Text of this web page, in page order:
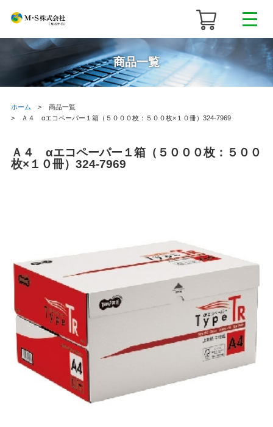
商品一覧
ホーム
商品一覧
Ａ４ αエコペーパー１箱（５０００枚：５００枚×１０冊）324-7969
Ａ４ αエコペーパー１箱（５０００枚：５００
枚×１０冊）324-7969